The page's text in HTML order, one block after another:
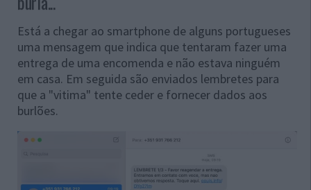
Está a chegar ao smartphone de alguns portugueses
uma mensagem que indica que tentaram fazer uma
entrega de uma encomenda e não estava ninguém
em casa. Em seguida são enviados lembretes para
que a "vitima" tente ceder e fornecer dados aos
burlões.